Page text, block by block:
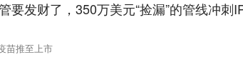
要发财了，350万美元“捡漏”的管线冲刺
苗推至上市